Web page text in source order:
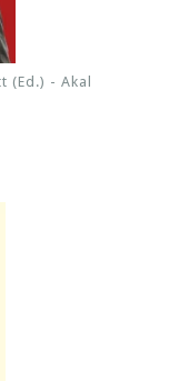
(Ed.) - Akal